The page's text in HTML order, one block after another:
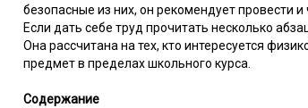
безопасные из них, он рекомендует провести и
Если дать себе труд прочитать несколько
Она рассчитана на тех, кто интересуется
предмет в пределах школьного курса.
Содержание